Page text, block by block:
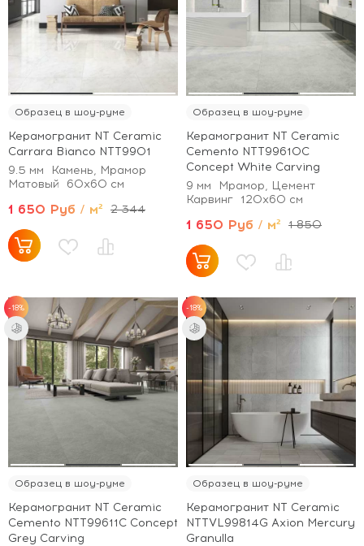
Образец в шоу-руме
Керамогранит NT Ceramic
Carrara Bianco NTT9901
9.5 мм
Камень, Мрамор
Матовый
60x60 см
1 650 Руб / м² 2 344
Образец в шоу-руме
Керамогранит NT Ceramic
Cemento NTT99610С
Concept White Carving
9 мм
Мрамор, Цемент
Карвинг 120x60 см
1 650 Руб / м² 1 850
-18%
Образец в шоу-руме
Керамогранит NT Ceramic
Cemento NTT99611С Concept
Grey Carving
-18%
Образец в шоу-руме
Керамогранит NT Ceramic
NTTVL99814G Axion Mercury
Granulla